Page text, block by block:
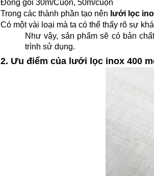
Đóng gói 30m/Cuộn, 50m/cuộn
Trong các thành phần tạo nên lưới lọc
Có một vài loại mà ta có thể thấy rõ sự
Như vậy, sản phẩm sẽ có bản
trình sử dụng.
2. Ưu điểm của lưới lọc inox 400